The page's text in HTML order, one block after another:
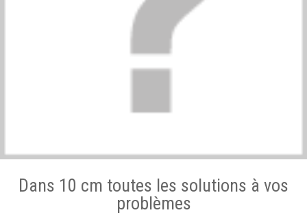
Dans 10 cm toutes les solutions à vos
problèmes